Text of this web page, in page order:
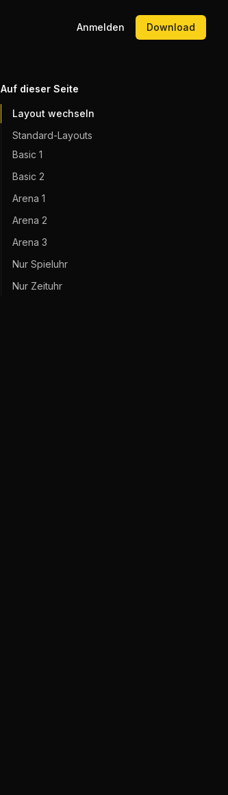
Anmelden Download
Auf dieser Seite
Layout wechseln
Standard-Layouts
Basic 1
Basic 2
Arena 1
Arena 2
Arena 3
Nur Spieluhr
Nur Zeituhr